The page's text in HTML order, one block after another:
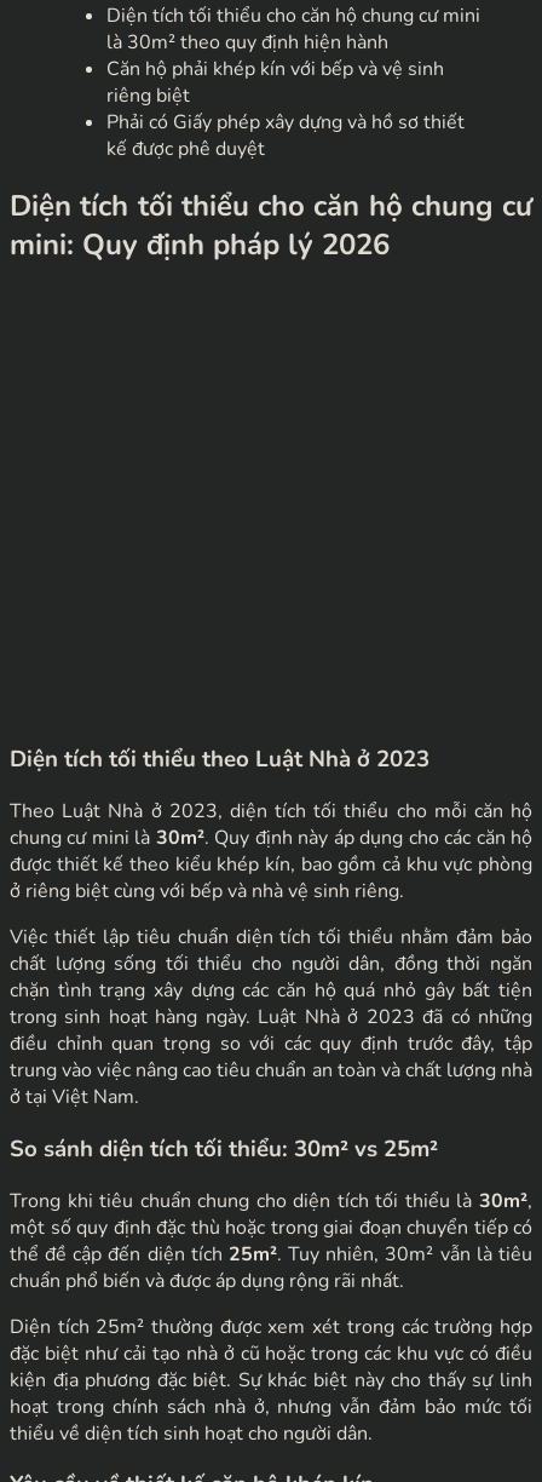
Diện tích tối thiểu cho căn hộ chung cư mini
là 30m² theo quy định hiện hành
Căn hộ phải khép kín với bếp và vệ sinh
riêng biệt
Phải có Giấy phép xây dựng và hồ sơ thiết
kế được phê duyệt
Diện tích tối thiểu cho căn hộ chung cư
mini: Quy định pháp lý 2026
Diện tích tối thiểu theo Luật Nhà ở 2023
Theo Luật Nhà ở 2023, diện tích tối thiểu cho mỗi căn hộ
chung cư mini là 30m². Quy định này áp dụng cho các căn hộ
được thiết kế theo kiểu khép kín, bao gồm cả khu vực phòng
ở riêng biệt cùng với bếp và nhà vệ sinh riêng.
Việc thiết lập tiêu chuẩn diện tích tối thiểu nhằm đảm bảo
chất lượng sống tối thiểu cho người dân, đồng thời ngăn
chặn tình trạng xây dựng các căn hộ quá nhỏ gây bất tiện
trong sinh hoạt hàng ngày. Luật Nhà ở 2023 đã có những
điều chỉnh quan trọng so với các quy định trước đây, tập
trung vào việc nâng cao tiêu chuẩn an toàn và chất lượng nhà
ở tại Việt Nam.
So sánh diện tích tối thiểu: 30m² vs 25m²
Trong khi tiêu chuẩn chung cho diện tích tối thiểu là 30m²,
một số quy định đặc thù hoặc trong giai đoạn chuyển tiếp có
thể đề cập đến diện tích 25m². Tuy nhiên, 30m² vẫn là tiêu
chuẩn phổ biến và được áp dụng rộng rãi nhất.
Diện tích 25m² thường được xem xét trong các trường hợp
đặc biệt như cải tạo nhà ở cũ hoặc trong các khu vực có điều
kiện địa phương đặc biệt. Sự khác biệt này cho thấy sự linh
hoạt trong chính sách nhà ở, nhưng vẫn đảm bảo mức tối
thiểu về diện tích sinh hoạt cho người dân.